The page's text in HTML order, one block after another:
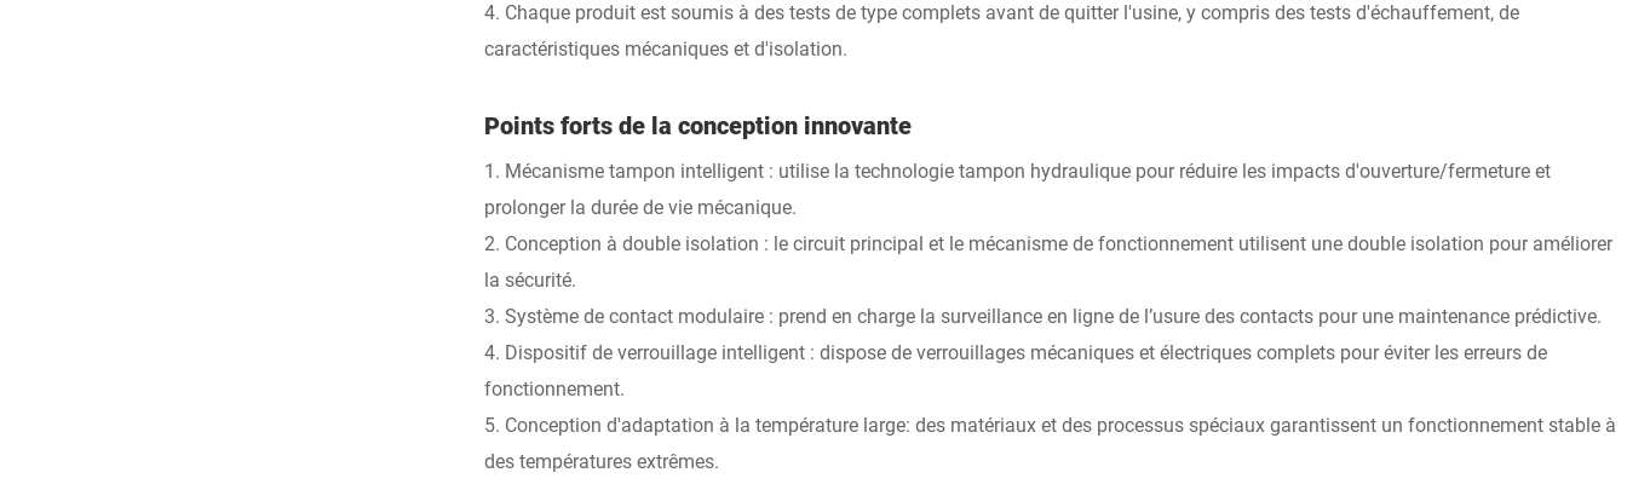
4. Chaque produit est soumis à des tests de type complets avant de quitter l'usine, y compris des tests d'échauffement, de
caractéristiques mécaniques et d'isolation.
Points forts de la conception innovante
1. Mécanisme tampon intelligent : utilise la technologie tampon hydraulique pour réduire les impacts d'ouverture/fermeture et
prolonger la durée de vie mécanique.
2. Conception à double isolation : le circuit principal et le mécanisme de fonctionnement utilisent une double isolation pour améliorer
la sécurité.
3. Système de contact modulaire : prend en charge la surveillance en ligne de l’usure des contacts pour une maintenance prédictive.
4. Dispositif de verrouillage intelligent : dispose de verrouillages mécaniques et électriques complets pour éviter les erreurs de
fonctionnement.
5. Conception d'adaptation à la température large: des matériaux et des processus spéciaux garantissent un fonctionnement stable à
des températures extrêmes.